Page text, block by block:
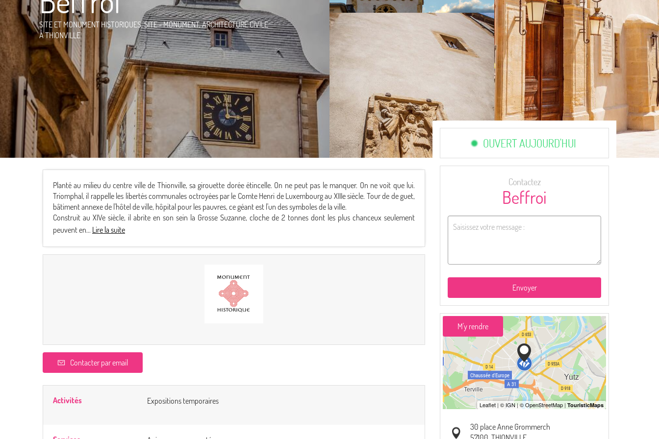
SITE ET MONUMENT HISTORIQUES,SITE - MONUMENT,ARCHITECTURE CIVILE
À THIONVILLE
Planté au milieu du centre ville de Thionville, sa girouette dorée étincelle. On ne peut pas le manquer. On ne voit que lui.
Triomphal, il rappelle les libertés communales octroyées par le Comte Henri de Luxembourg au XIIIe siècle. Tour de de guet,
bâtiment annexe de l'hôtel de ville, hôpital pour les pauvres, ce géant est l'un des symboles de la ville.
Construit au XIVe siècle, il abrite en son sein la Grosse Suzanne, cloche de 2 tonnes dont les plus chanceux seulement
peuvent en... Lire la suite
Contacter par email
Activités Expositions temporaires
OUVERT AUJOURD'HUI
Contactez
Beffroi
Envoyer
M'y rendre
30 place Anne Grommerch